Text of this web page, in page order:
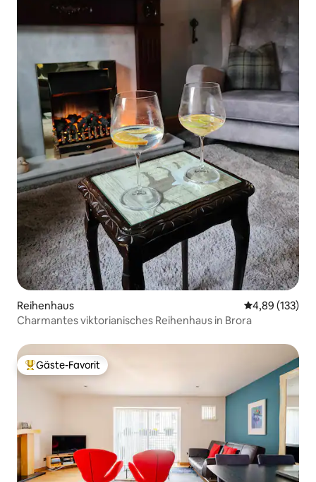
Reihenhaus
4,89 (133)
Charmantes viktorianisches Reihenhaus in Brora
Beliebter Gäste-Favorit.
Gäste-Favorit